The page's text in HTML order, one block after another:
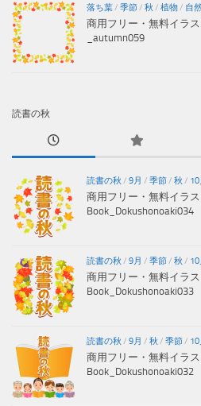
落ち葉/ 季節/ 秋 / 植物/ 自
商用フリー・無料イラ
_autumn059
読書の秋
読書の秋 / 9月 / 季節/ 秋 / 10
商用フリー・無料イラ
Book_Dokushonoaki034
読書の秋 / 9月 / 季節/ 秋 / 10
商用フリー・無料イラ
Book_Dokushonoaki033
読書の秋 / 9月 / 秋 / 季節/ 10
商用フリー・無料イラ
Book_Dokushonoaki032